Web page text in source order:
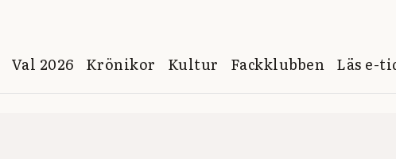
Val 2026 Krönikor Kultur Fackklubben Läs e-